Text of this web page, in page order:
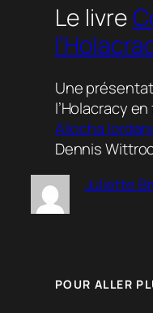
Le livre
Une
l’Holacracy
Aliocha
Dennis
Juliette
POUR ALLER